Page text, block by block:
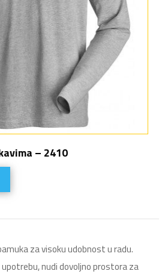
– 2410
za visoku udobnost u radu.
nudi dovoljno prostora za